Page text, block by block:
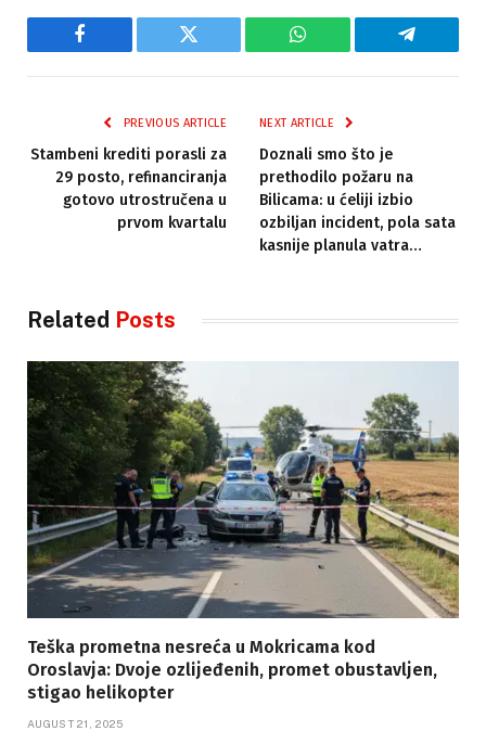
Facebook Twitter WhatsApp Telegram
PREVIOUS ARTICLE
Stambeni krediti porasli za
29 posto, refinanciranja
gotovo utrostručena u
prvom kvartalu
NEXT ARTICLE
Doznali smo što je
prethodilo požaru na
Bilicama: u ćeliji izbio
ozbiljan incident, pola sata
kasnije planula vatra…
Related Posts
Teška prometna nesreća u Mokricama kod
Oroslavja: Dvoje ozlijeđenih, promet obustavljen,
stigao helikopter
AUGUST 21, 2025